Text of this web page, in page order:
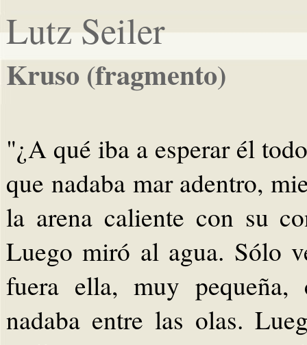
Lutz Seiler
Kruso (fragmento)
"¿A qué iba a esperar él
que nadaba mar adentro,
la arena caliente con su
Luego miró al agua. Sólo
fuera ella, muy
nadaba entre las olas.